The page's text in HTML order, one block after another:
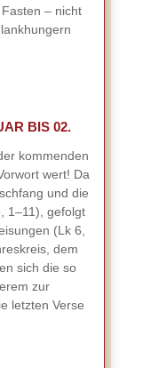
Fasten – nicht
BIS 02.
kommenden
wert! Da
und die
1–11), gefolgt
(Lk 6,
dem
sich die so
zur
letzten Verse